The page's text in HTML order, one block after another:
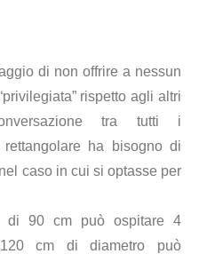
di non offrire a nessun
rispetto agli altri
tra tutti i
ha bisogno di
caso in cui si optasse per
di 90 cm può ospitare 4
cm di diametro può